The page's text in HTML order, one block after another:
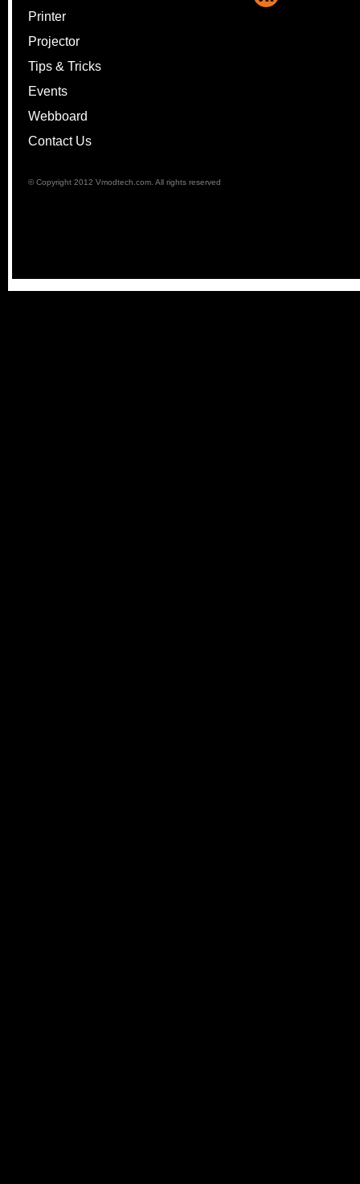
Printer
Projector
Tips & Tricks
Events
Webboard
Contact Us
© Copyright 2012 Vmodtech.com. All rights reserved